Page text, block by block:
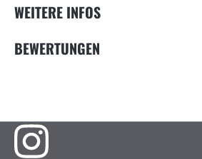
WEITERE INFOS
BEWERTUNGEN